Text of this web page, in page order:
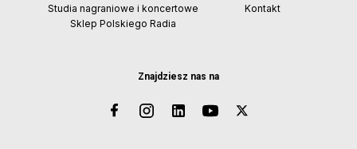
Znajdziesz nas na
Studia nagraniowe i koncertowe
Sklep Polskiego Radia
Kontakt